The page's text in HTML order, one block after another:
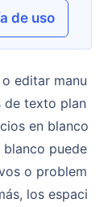
de uso
de texto plan
en blanco
blanco puede
o problem
los espaci